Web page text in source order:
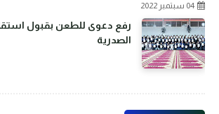
04 سبتمبر 2022
رفع دعوى للطعن بقبول
الصدرية